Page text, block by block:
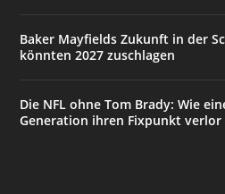
Baker Mayfields Zukunft in der
könnten 2027 zuschlagen
Die NFL ohne Tom Brady: Wie
Generation ihren Fixpunkt verlor